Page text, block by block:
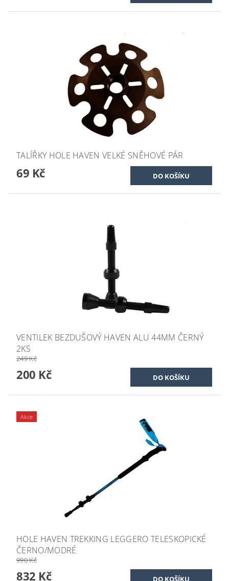
TALÍŘKY HOLE HAVEN VELKÉ SNĚHOVÉ PÁR
69 Kč
VENTILEK BEZDUŠOVÝ HAVEN ALU 44MM ČERNÝ
2KS
249 Kč
200 Kč
Akce
HOLE HAVEN TREKKING LEGGERO TELESKOPICKÉ
ČERNO/MODRÉ
990 Kč
832 Kč